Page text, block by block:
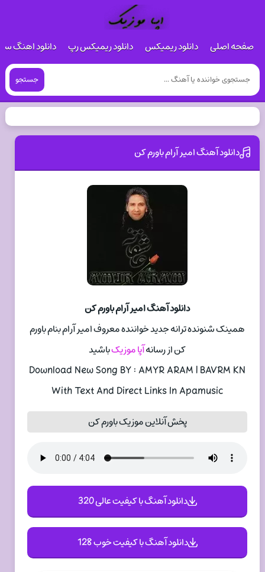
صفحه اصلی دانلود ریمیکس دانلود ریمیکس رپ دانلود اهنگ
جستجو
دانلود آهنگ امیر آرام باورم کن
دانلود آهنگ امیر آرام باورم کن
همینک شنونده ترانه جدید خواننده معروف امیر آرام بنام باورم
کن از رسانهآپا موزیکباشید
Download New Song BY : AMYR ARAM | BAVRM KN
With Text And Direct Links In Apamusic
پخش آنلاین موزیک باورم کن
دانلود آهنگ با کیفیت عالی 320
دانلود آهنگ با کیفیت خوب 128